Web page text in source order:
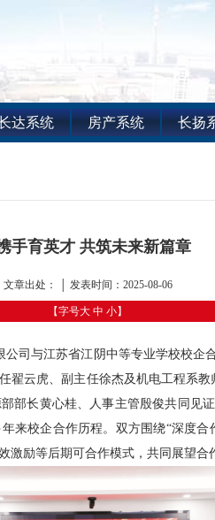
达系统 房产系统 长扬
手育英才 共筑未来新篇章
文章出处： │ 发表时间：2025-08-06
【字号大 中 小】
公司与江苏省江阴中等专业学校校企
翟云虎、副主任徐杰及机电工程系
部长黄心桂、人事主管殷俊共同见
来校企合作历程。双方围绕“深度合
励等后期可合作模式，共同展望合